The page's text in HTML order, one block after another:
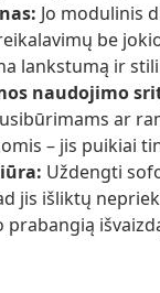
Jo modulinis
be
lankstumą ir
naudojimo
ar
– jis puikiai
Uždengti
jis išliktų
prabangią